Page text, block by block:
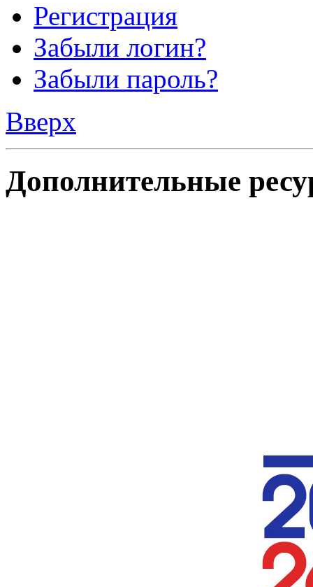
Регистрация
Забыли логин?
Забыли пароль?
Вверх
Дополнительные